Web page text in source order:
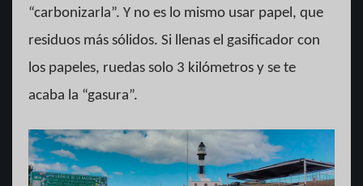
“carbonizarla”. Y no es lo mismo usar papel, que
residuos más sólidos. Si llenas el gasificador con
los papeles, ruedas solo 3 kilómetros y se te
acaba la “gasura”.